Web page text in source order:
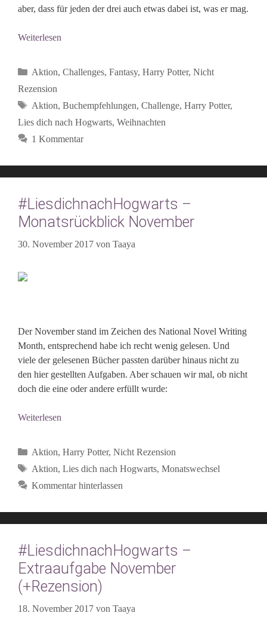
aber, dass für jeden der drei auch etwas dabei ist, was er mag.
Weiterlesen
Kategorien
Aktion, Challenges, Fantasy, Harry Potter, Nicht
Rezension
Schlagwörter
Aktion, Buchempfehlungen, Challenge, Harry Potter,
Lies dich nach Hogwarts, Weihnachten
1 Kommentar
#LiesdichnachHogwarts –
Monatsrückblick November
30. November 2017 von Taaya
Der November stand im Zeichen des National Novel Writing
Month, entsprechend habe ich recht wenig gelesen. Und
viele der gelesenen Bücher passten darüber hinaus nicht zu
den hier gestellten Aufgaben. Aber schauen wir mal, ob nicht
doch die eine oder andere erfüllt wurde:
Weiterlesen
Kategorien
Aktion, Harry Potter, Nicht Rezension
Schlagwörter
Aktion, Lies dich nach Hogwarts, Monatswechsel
Kommentar hinterlassen
#LiesdichnachHogwarts –
Extraaufgabe November
(+Rezension)
18. November 2017 von Taaya